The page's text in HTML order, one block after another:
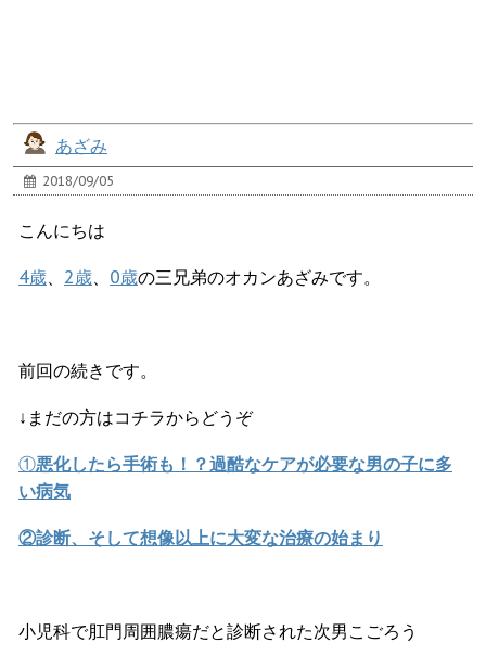
あざみ
2018/09/05
こんにちは
4歳、 2歳、 0歳の三兄弟のオカンあざみです。
前回の続きです。
↓まだの方はコチラからどうぞ
①悪化したら手術も！？過酷なケアが必要な男の子に多
い病気
②診断、そして想像以上に大変な治療の始まり
小児科で肛門周囲膿瘍だと診断された次男こごろう